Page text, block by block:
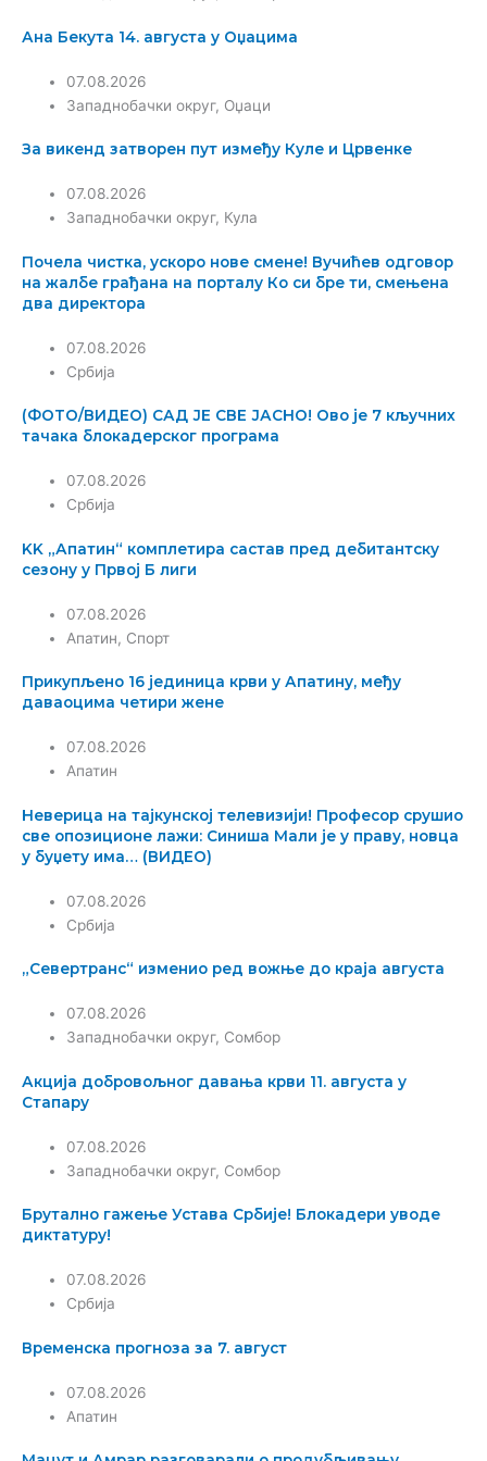
Ана Бекута 14. августа у Оџацима
07.08.2026
Западнобачки округ, Оџаци
За викенд затворен пут између Куле и Црвенке
07.08.2026
Западнобачки округ, Кула
Почела чистка, ускоро нове смене! Вучићев одговор
на жалбе грађана на порталу Ко си бре ти, смењена
два директора
07.08.2026
Србија
(ФОТО/ВИДЕО) САД ЈЕ СВЕ ЈАСНО! Ово је 7 кључних
тачака блокадерског програма
07.08.2026
Србија
KK „Апатин“ комплетира састав пред дебитантску
сезону у Првој Б лиги
07.08.2026
Апатин, Спорт
Прикупљено 16 јединица крви у Апатину, међу
даваоцима четири жене
07.08.2026
Апатин
Неверица на тајкунској телевизији! Професор срушио
све опозиционе лажи: Синиша Мали је у праву, новца
у буџету има… (ВИДЕО)
07.08.2026
Србија
„Севертранс“ изменио ред вожње до краја августа
07.08.2026
Западнобачки округ, Сомбор
Акција добровољног давања крви 11. августа у
Стапару
07.08.2026
Западнобачки округ, Сомбор
Брутално гажење Устава Србије! Блокадери уводе
диктатуру!
07.08.2026
Србија
Временска прогноза за 7. август
07.08.2026
Апатин